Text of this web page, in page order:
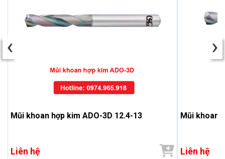
Mũi khoan hợp kim ADO-3D 12.4-13
Liên hệ
Mũi khoan
Liên hệ
‹ ›